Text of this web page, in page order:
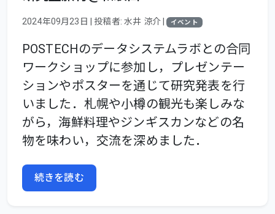
2024年09月23日 | 投稿者: 水井 涼介 | イベント
POSTECHのデータシステムラボとの合同
ワークショップに参加し，プレゼンテー
ションやポスターを通じて研究発表を行
いました．札幌や小樽の観光も楽しみな
がら，海鮮料理やジンギスカンなどの名
物を味わい，交流を深めました．
続きを読む